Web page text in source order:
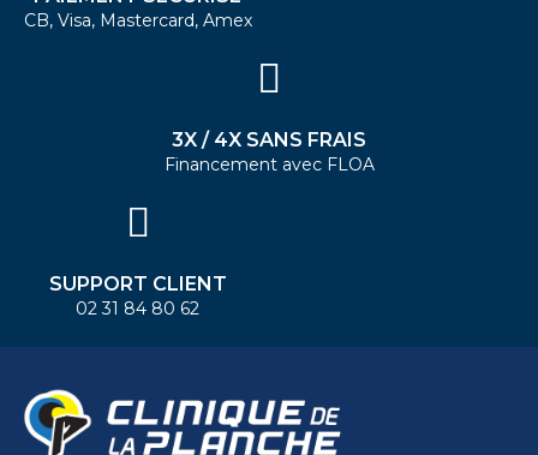
CB, Visa, Mastercard, Amex
3X / 4X SANS FRAIS
Financement avec FLOA
SUPPORT CLIENT
02 31 84 80 62